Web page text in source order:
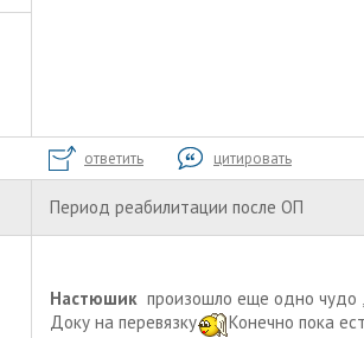
ответить цитировать
Период реабилитации после ОП
Настюшик произошло еще одно чудо ,
Доку на перевязку
Конечно пока